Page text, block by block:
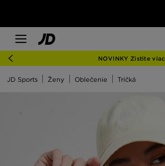
NOVINKY Zistite viac
JD Sports Ženy Oblečenie Tričká